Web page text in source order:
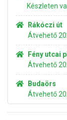
Készleten
Rákóczi út
Átvehető
Fény utcai
Átvehető
Budaörs
Átvehető